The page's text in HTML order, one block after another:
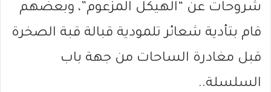
شروحات عن “الهيكل المزعوم”، وبعضهم
قام بتأدية شعائر تلمودية قبالة قبة الصخرة
قبل مغادرة الساحات من جهة باب
السلسلة..